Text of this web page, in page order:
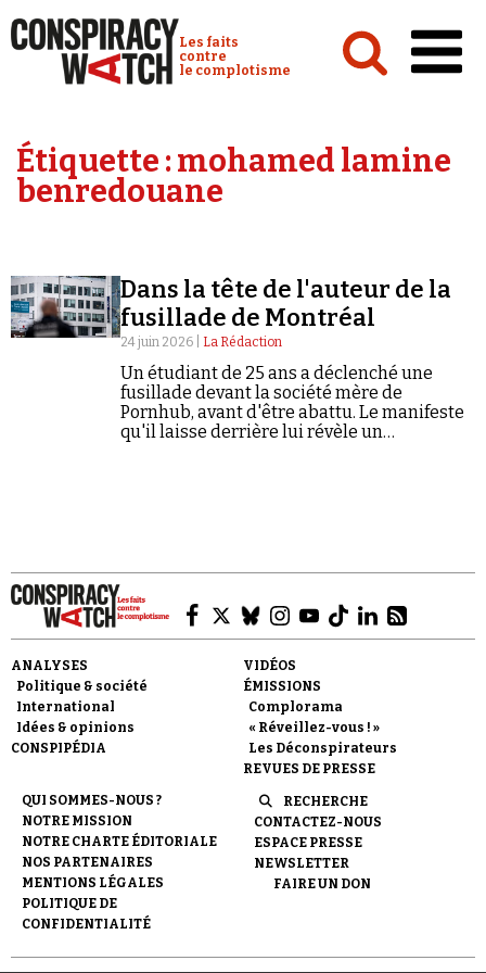
Conspiracy Watch :
Les faits
contre
le complotisme
Analyses
Émissions
Revues de presse
Faire un don
Demander à Vera
Étiquette :mohamed lamine
benredouane
Dans la tête de l'auteur de la
fusillade de Montréal
24 juin 2026 | La Rédaction
Un étudiant de 25 ans a déclenché une
fusillade devant la société mère de
Pornhub, avant d'être abattu. Le manifeste
qu'il laisse derrière lui révèle un
ANALYSES
Politique & société
International
Idées & opinions
CONSPIPÉDIA
VIDÉOS
ÉMISSIONS
Complorama
« Réveillez-vous ! »
Les Déconspirateurs
REVUES DE PRESSE
QUI SOMMES-NOUS ?
NOTRE MISSION
NOTRE CHARTE ÉDITORIALE
NOS PARTENAIRES
MENTIONS LÉGALES
POLITIQUE DE
CONFIDENTIALITÉ
RECHERCHE
CONTACTEZ-NOUS
ESPACE PRESSE
NEWSLETTER
FAIRE UN DON